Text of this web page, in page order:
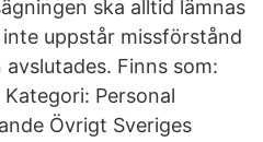
ska alltid lämnas
uppstår missförstånd
Finns som:
Personal
Övrigt Sveriges